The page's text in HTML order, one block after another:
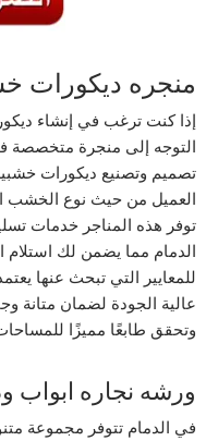
منجره ديكورات
إذا كنت ترغب في إنشاء
التوجه إلى منجرة متخصصة
تصميم وتصنيع ديكورات
العميل من حيث نوع الخشب
توفر هذه المناجر خدمات
الدمام مما يضمن لك استلام
للمعايير التي تبحث عنها
عالية الجودة لضمان متانة
وتحقق طابعًا مميزًا
ورشه نجاره ابواب
في الدمام تتوفر مجموعة